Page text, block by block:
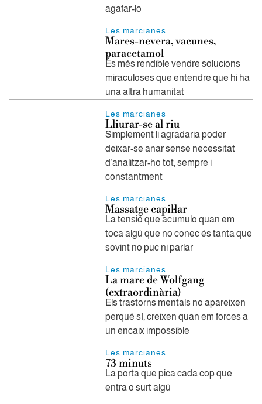
agafar-lo
Les marcianes
Mares-nevera, vacunes,
paracetamol
És més rendible vendre solucions
miraculoses que entendre que hi ha
una altra humanitat
Les marcianes
Lliurar-se al riu
Simplement li agradaria poder
deixar-se anar sense necessitat
d’analitzar-ho tot, sempre i
constantment
Les marcianes
Massatge capil·lar
La tensió que acumulo quan em
toca algú que no conec és tanta que
sovint no puc ni parlar
Les marcianes
La mare de Wolfgang
(extraordinària)
Els trastorns mentals no apareixen
perquè sí, creixen quan em forces a
un encaix impossible
Les marcianes
73 minuts
La porta que pica cada cop que
entra o surt algú